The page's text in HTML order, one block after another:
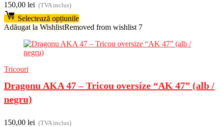
150,00 lei (TVA inclus)
Selectează opțiunile
Adăugat la WishlistRemoved from wishlist 7
Tricouri
Dragonu AKA 47 – Tricou oversize “AK 47” (alb /
negru)
150,00 lei (TVA inclus)